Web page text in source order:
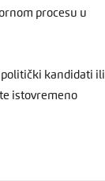
procesu u
kandidati ili
istovremeno